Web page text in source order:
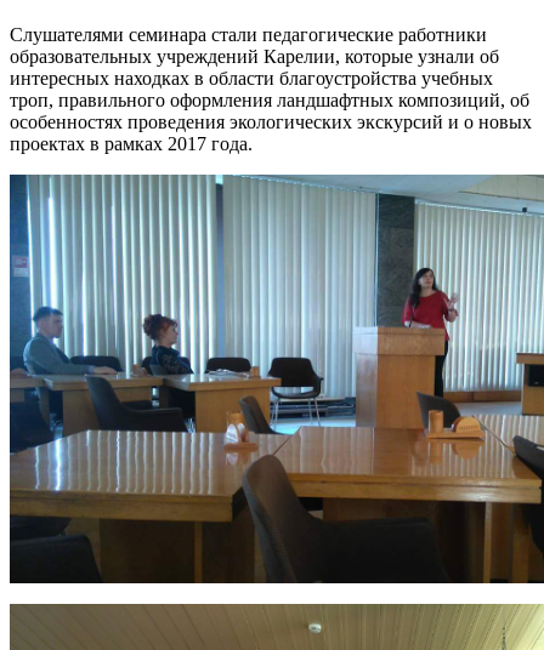
Слушателями семинара стали педагогические работники
образовательных учреждений Карелии, которые узнали об
интересных находках в области благоустройства учебных
троп, правильного оформления ландшафтных композиций, об
особенностях проведения экологических экскурсий и о новых
проектах в рамках 2017 года.